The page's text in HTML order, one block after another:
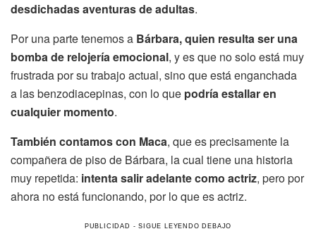
desdichadas aventuras de adultas.
Por una parte tenemos a Bárbara, quien resulta ser una
bomba de relojería emocional, y es que no solo está muy
frustrada por su trabajo actual, sino que está enganchada
a las benzodiacepinas, con lo que podría estallar en
cualquier momento.
También contamos con Maca, que es precisamente la
compañera de piso de Bárbara, la cual tiene una historia
muy repetida: intenta salir adelante como actriz, pero por
ahora no está funcionando, por lo que es actriz.